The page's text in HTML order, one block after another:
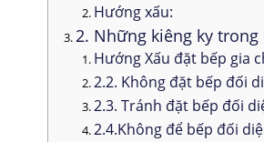
Hướng xấu:
2. Những kiêng ky
Hướng Xấu đặt bếp gia
2.2. Không đặt bếp đối
2.3. Tránh đặt bếp đối
2.4.Không để bếp đối